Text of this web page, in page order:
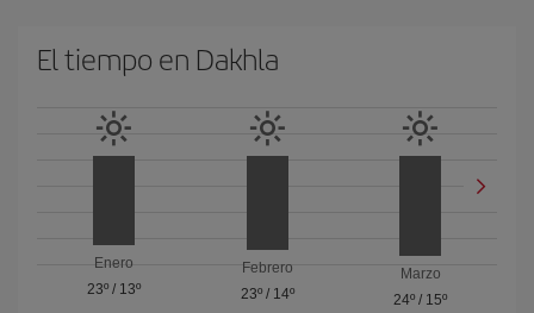
El tiempo en Dakhla
Enero
23º/ 13º
Febrero
23º/ 14º
Marzo
24º / 15º